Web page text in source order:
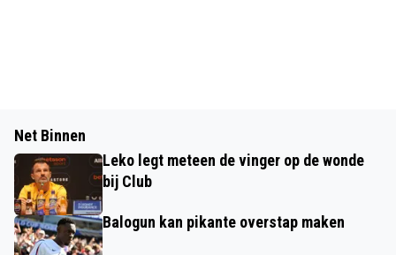
Net Binnen
Leko legt meteen de vinger op de wonde
bij Club
Balogun kan pikante overstap maken